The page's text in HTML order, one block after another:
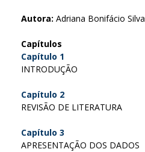
Autora: Adriana Bonifácio Silva
Capítulos
Capítulo 1
INTRODUÇÃO
Capítulo 2
REVISÃO DE LITERATURA
Capítulo 3
APRESENTAÇÃO DOS DADOS